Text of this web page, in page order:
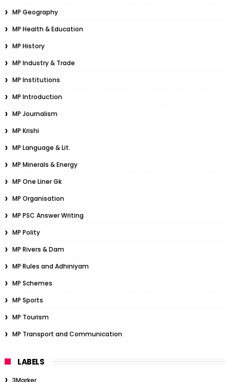
MP Geography
MP Health & Education
MP History
MP Industry & Trade
MP Institutions
MP Introduction
MP Journalism
MP Krishi
MP Language & Lit.
MP Minerals & Energy
MP One Liner Gk
MP Organisation
MP PSC Answer Writing
MP Polity
MP Rivers & Dam
MP Rules and Adhiniyam
MP Schemes
MP Sports
MP Tourism
MP Transport and Communication
LABELS
3Marker